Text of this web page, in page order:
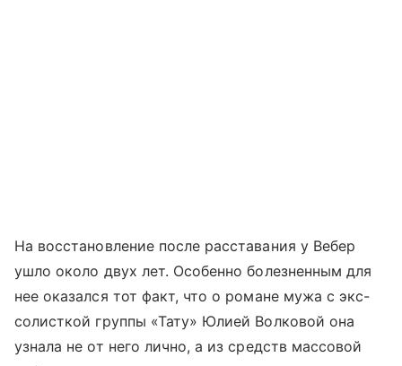
На восстановление после расставания у Вебер
ушло около двух лет. Особенно болезненным для
нее оказался тот факт, что о романе мужа с экс-
солисткой группы «Тату» Юлией Волковой она
узнала не от него лично, а из средств массовой